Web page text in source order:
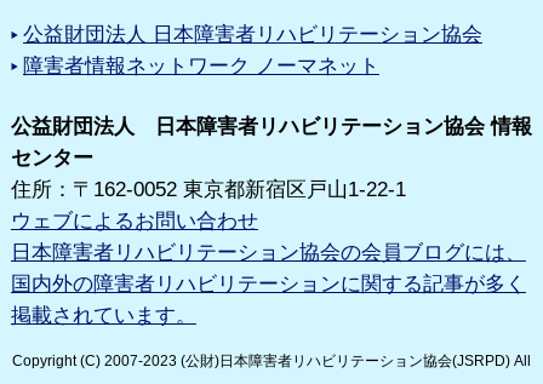
公益財団法人 日本障害者リハビリテーション協会
障害者情報ネットワーク ノーマネット
公益財団法人 日本障害者リハビリテーション協会 情報
センター
住所：〒162-0052 東京都新宿区戸山1-22-1
ウェブによるお問い合わせ
日本障害者リハビリテーション協会の会員ブログには、
国内外の障害者リハビリテーションに関する記事が多く
掲載されています。
Copyright (C) 2007-2023 (公財)日本障害者リハビリテーション協会(JSRPD) All